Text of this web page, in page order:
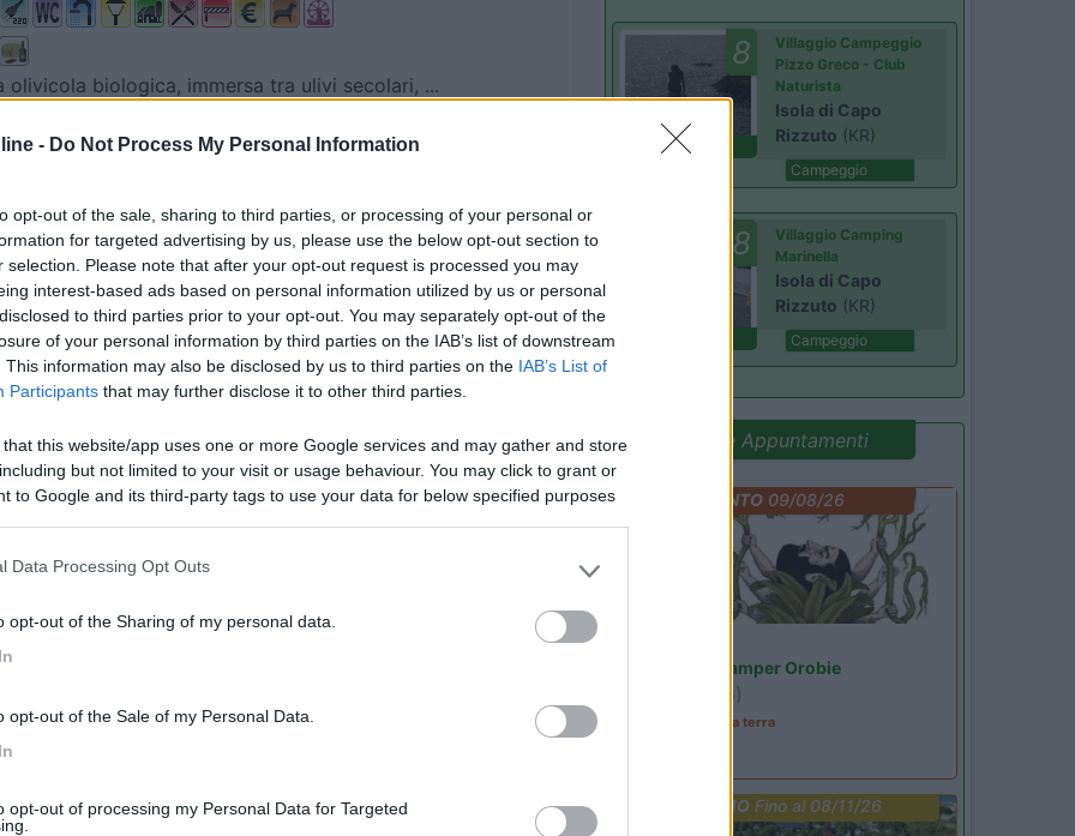
- Do Not Process My Personal Information
opt-out of the sale, sharing to third parties, or processing of your personal or
for targeted advertising by us, please use the below opt-out section to
selection. Please note that after your opt-out request is processed you may
interest-based ads based on personal information utilized by us or personal
to third parties prior to your opt-out. You may separately opt-out of the
of your personal information by third parties on the IAB’s list of downstream
This information may also be disclosed by us to third parties on the IAB’s List of
Participants that may further disclose it to other third parties.
that this website/app uses one or more Google services and may gather and store
but not limited to your visit or usage behaviour. You may click to grant or
to Google and its third-party tags to use your data for below specified purposes
Data Processing Opt Outs
opt-out of the Sharing of my personal data.
opt-out of the Sale of my Personal Data.
opt-out of processing my Personal Data for Targeted
olivicola biologica, immersa tra ulivi secolari, ...
2/a
Posizione
minuti dal mare con vista, agriturismo con piazza...
(VV) - 53.6km
7 1
Posizione
Borgo di Piazza - Vallo di Borgia
Posizione
8
Villaggio Campeggio
Pizzo Greco - Club
Naturista
Isola di Capo
Rizzuto (KR)
Campeggio
8
Villaggio Camping
Marinella
Isola di Capo
Rizzuto (KR)
Campeggio
Promo e Appuntamenti
EVENTO09/08/26
Area Sosta Camper Orobie
(BG)
A levar l'ombra da terra
PROMO Fino al 08/11/26